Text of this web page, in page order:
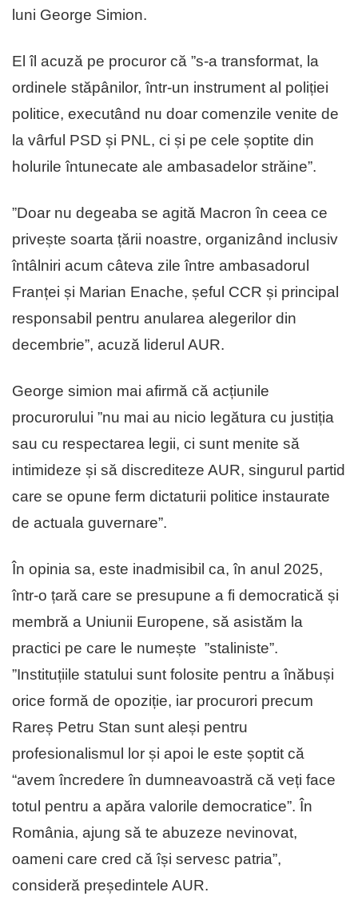
luni George Simion.
El îl acuză pe procuror că ”s-a transformat, la
ordinele stăpânilor, într-un instrument al poliției
politice, executând nu doar comenzile venite de
la vârful PSD și PNL, ci și pe cele șoptite din
holurile întunecate ale ambasadelor străine”.
”Doar nu degeaba se agită Macron în ceea ce
privește soarta țării noastre, organizând inclusiv
întâlniri acum câteva zile între ambasadorul
Franței și Marian Enache, șeful CCR și principal
responsabil pentru anularea alegerilor din
decembrie”, acuză liderul AUR.
George simion mai afirmă că acțiunile
procurorului ”nu mai au nicio legătura cu justiția
sau cu respectarea legii, ci sunt menite să
intimideze și să discrediteze AUR, singurul partid
care se opune ferm dictaturii politice instaurate
de actuala guvernare”.
În opinia sa, este inadmisibil ca, în anul 2025,
într-o țară care se presupune a fi democratică și
membră a Uniunii Europene, să asistăm la
practici pe care le numește ”staliniste”.
”Instituțiile statului sunt folosite pentru a înăbuși
orice formă de opoziție, iar procurori precum
Rareș Petru Stan sunt aleși pentru
profesionalismul lor și apoi le este șoptit că
“avem încredere în dumneavoastră că veți face
totul pentru a apăra valorile democratice”. În
România, ajung să te abuzeze nevinovat,
oameni care cred că își servesc patria”,
consideră președintele AUR.